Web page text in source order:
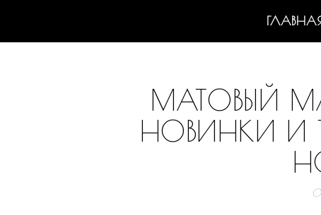
МАТОВЫЙ
НОВИНКИ И